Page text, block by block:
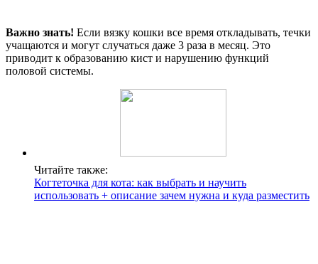
Важно знать! Если вязку кошки все время откладывать, течки
учащаются и могут случаться даже 3 раза в месяц. Это
приводит к образованию кист и нарушению функций
половой системы.
Читайте также:
Когтеточка для кота: как выбрать и научить
использовать + описание зачем нужна и куда разместить